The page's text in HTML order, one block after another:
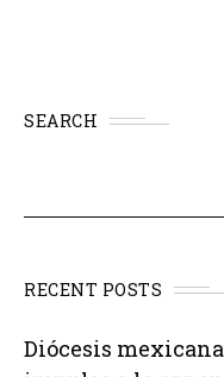
SEARCH
RECENT POSTS
Diócesis